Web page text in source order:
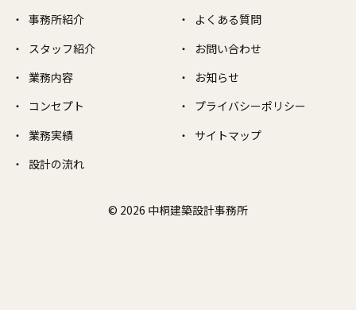
事務所紹介
スタッフ紹介
業務内容
コンセプト
業務実績
設計の流れ
よくある質問
お問い合わせ
お知らせ
プライバシーポリシー
サイトマップ
© 2026 中桐建築設計事務所